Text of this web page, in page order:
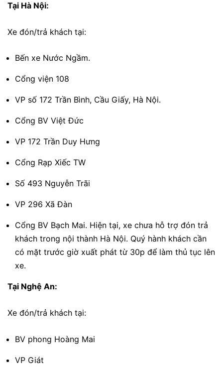
Tại Hà Nội:
Xe đón/trả khách tại:
Bến xe Nước Ngầm.
Cổng viện 108
VP số 172 Trần Bình, Cầu Giấy, Hà Nội.
Cổng BV Việt Đức
VP 172 Trần Duy Hưng
Cổng Rạp Xiếc TW
Số 493 Nguyễn Trãi
VP 296 Xã Đàn
Cổng BV Bạch Mai. Hiện tại, xe chưa hỗ trợ đón trả
khách trong nội thành Hà Nội. Quý hành khách cần
có mặt trước giờ xuất phát từ 30p để làm thủ tục lên
xe.
Tại Nghệ An:
Xe đón/trả khách tại:
BV phong Hoàng Mai
VP Giát